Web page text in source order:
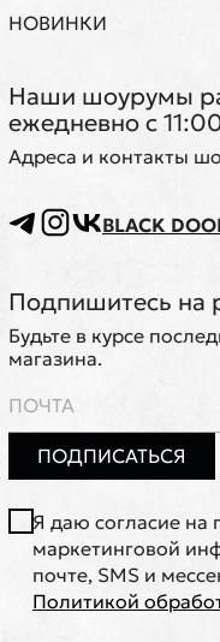
НОВИНКИ
Наши шоурумы
ежедневно с
Адреса и контакты
BLACK
Подпишитесь на
Будьте в курсе
магазина.
ПОДПИСАТЬСЯ
Я даю согласие на
маркетинговой
почте, SMS и
Политикой